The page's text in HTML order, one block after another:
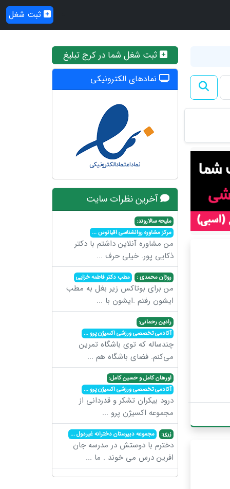
ثبت شغل
ثبت شغل شما در کرج تبلیغ
نمادهای الکترونیکی
آخرین نظرات سایت
ملیحه سالاروند:
مرکز مشاوره روانشناسی اقیانوس...
من مشاوره آنلاین داشتم با دکتر
ذکایی پور. خیلی حرف ...
روژان محمدی : مطب دکتر فاطمه خزایی
من برای بوتاکس زیر بغل به مطب
ایشون رفتم .ایشون با ...
رادین رحمانی:
آکادمی تخصصی ورزشی اکسیژن پرو...
چندساله که توی باشگاه تمرین
می‌کنم. فضای باشگاه هم ...
اورهان کامل و حسین کامل:
آکادمی تخصصی ورزشی اکسیژن پرو...
درود بیکران تشکر و قدردانی از
مجموعه اکسیژن پرو ...
زری: مجموعه دبیرستان دخترانه غیردول...
دخترم با دوستش در مدرسه جان
افرین درس می خوند . ما ...